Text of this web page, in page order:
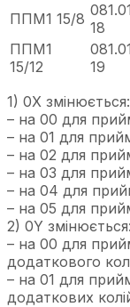
ППМ1 15/8 18
ППМ1
15/12
19
1) 0Х змінюється:
– на 00 для
– на 01 для
– на 02 для
– на 03 для
– на 04 для
– на 05 для
2) 0Y змінюється:
– на 00 для
додаткового
– на 01 для
додаткових